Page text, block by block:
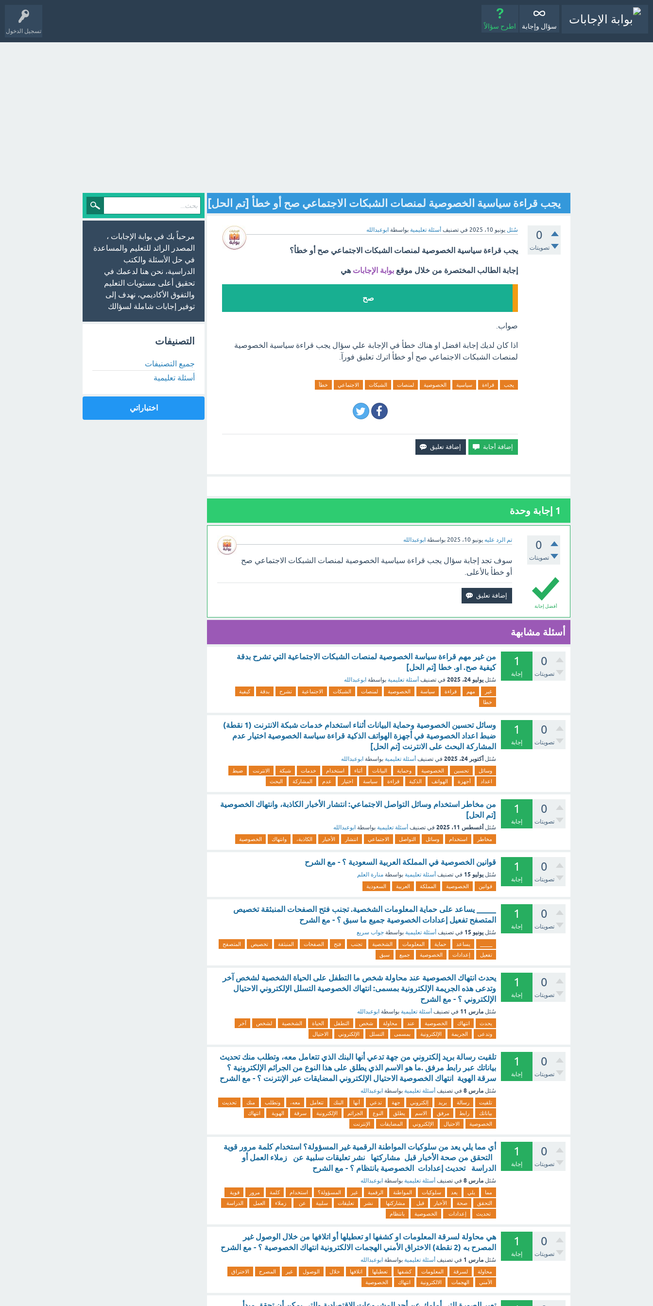
تسجيل الدخول
سؤال وإجابة اطرح سؤالاً
يجب قراءة سياسية الخصوصية لمنصات الشبكات الاجتماعي صح أو خطأ [تم الحل]
0
تصويتات
سُئل يونيو 10، 2025 في تصنيف أسئلة تعليمية بواسطة ابوعبدالله
يجب قراءة سياسية الخصوصية لمنصات الشبكات الاجتماعي صح أو خطأ؟
إجابة الطالب المختصرة من خلال موقع بوابة الإجابات هي
صح
صواب.
اذا كان لديك إجابة افضل او هناك خطأ في الإجابة علي سؤال يجب قراءة سياسية الخصوصية
لمنصات الشبكات الاجتماعي صح أو خطأ اترك تعليق فورآ.
يجب قراءة سياسية الخصوصية لمنصات الشبكات الاجتماعي خطأ
1 إجابة وحدة
0
تصويتات
تم الرد عليه يونيو 10، 2025 بواسطة ابوعبدالله
أفضل إجابة
سوف تجد إجابة سؤال يجب قراءة سياسية الخصوصية لمنصات الشبكات الاجتماعي صح
أو خطأ بالأعلى.
أسئلة مشابهة
0
تصويتات
1
إجابة
من غير مهم قراءة سياسة الخصوصية لمنصات الشبكات الاجتماعية التي تشرح بدقة
كيفية صح. او. خطا [تم الحل]
سُئل يوليو 24، 2025 في تصنيف أسئلة تعليمية بواسطة ابوعبدالله
غير مهم قراءة سياسة الخصوصية لمنصات الشبكات الاجتماعية تشرح بدقة
كيفية
خطا
0
تصويتات
1
إجابة
وسائل تحسين الخصوصية وحماية البيانات أثناء استخدام خدمات شبكة الانترنت (1 نقطة)
ضبط اعداد الخصوصية في أجهزة الهواتف الذكية قراءة سياسة الخصوصية اختيار عدم
المشاركة البحث على الانترنت [تم الحل]
سُئل أكتوبر 24، 2025 في تصنيف أسئلة تعليمية بواسطة ابوعبدالله
وسائل تحسين الخصوصية وحماية البيانات أثناء استخدام خدمات شبكة الانترنت
ضبط
اعداد
أجهزة الهواتف الذكية قراءة سياسة اختيار عدم المشاركة البحث
0
تصويتات
1
إجابة
من مخاطر استخدام وسائل التواصل الاجتماعي: انتشار الأخبار الكاذبة، وانتهاك الخصوصية
[تم الحل]
سُئل أغسطس 11، 2025 في تصنيف أسئلة تعليمية بواسطة ابوعبدالله
مخاطر استخدام وسائل التواصل الاجتماعي انتشار الأخبار الكاذبة، وانتهاك الخصوصية
0
تصويتات
1
إجابة
قوانين الخصوصية في المملكة العربية السعودية ؟ - مع الشرح
سُئل يوليو 15 في تصنيف أسئلة تعليمية بواسطة منارة العلم
قوانين الخصوصية المملكة العربية السعودية
0
تصويتات
1
إجابة
_____ يساعد على حماية المعلومات الشخصية. تجنب فتح الصفحات المنبثقة تخصيص
المتصفح تفعيل إعدادات الخصوصية جميع ما سبق ؟ - مع الشرح
سُئل يونيو 15 في تصنيف أسئلة تعليمية بواسطة جواب سريع
يساعد حماية المعلومات الشخصية تجنب فتح الصفحات المنبثقة تخصيص
المتصفح
تفعيل
إعدادات الخصوصية جميع سبق
0
تصويتات
1
إجابة
يحدث انتهاك الخصوصية عند محاولة شخص ما التطفل على الحياة الشخصية لشخص آخر
وتدعى هذه الجريمة الإلكترونية بمسمى: انتهاك الخصوصية التسلل الإلكتروني الاحتيال
الإلكتروني ؟ - مع الشرح
سُئل مارس 11 في تصنيف أسئلة تعليمية بواسطة ابوعبدالله
يحدث انتهاك الخصوصية عند محاولة شخص التطفل الحياة الشخصية لشخص
آخر
وتدعى
الجريمة الإلكترونية بمسمى التسلل الإلكتروني الاحتيال
0
تصويتات
1
إجابة
تلقيت رسالة بريد إلكتروني من جهة تدعي أنها البنك الذي تتعامل معه، وتطلب منك تحديث
بياناتك عبر رابط مرفق .ما هو الاسم الذي يطلق على هذا النوع من الجرائم الإلكترونية ؟
سرقة الهوية انتهاك الخصوصية الاحتيال الإلكتروني المضايقات عبر الإنترنت ؟ - مع الشرح
سُئل مارس 8 في تصنيف أسئلة تعليمية بواسطة ابوعبدالله
تلقيت رسالة بريد إلكتروني جهة تدعي أنها البنك تتعامل معه، وتطلب منك
تحديث
بياناتك
رابط مرفق الاسم يطلق النوع الجرائم الإلكترونية سرقة الهوية
انتهاك
الخصوصية
الاحتيال الإلكتروني المضايقات الإنترنت
0
تصويتات
1
إجابة
أي مما يلي يعد من سلوكيات المواطنة الرقمية غير المسؤولة؟ استخدام كلمة مرور قوية
التحقق من صحة الأخبار قبل مشاركتها نشر تعليقات سلبية عن زملاء العمل أو
الدراسة تحديث إعدادات الخصوصية بانتظام ؟ - مع الشرح
سُئل مارس 8 في تصنيف أسئلة تعليمية بواسطة ابوعبدالله
مما يلي يعد سلوكيات المواطنة الرقمية غير المسؤولة؟ استخدام كلمة مرور
قوية
التحقق
صحة الأخبار قبل مشاركتها نشر تعليقات سلبية عن زملاء العمل
الدراسة
تحديث
إعدادات الخصوصية بانتظام
0
تصويتات
1
إجابة
هي محاولة لسرقة المعلومات او كشفها او تعطيلها أو اتلافها من خلال الوصول غير
المصرح به (2 نقطة) الاختراق الأمني الهجمات الالكترونية انتهاك الخصوصية ؟ - مع الشرح
سُئل مارس 1 في تصنيف أسئلة تعليمية بواسطة ابوعبدالله
محاولة لسرقة المعلومات كشفها تعطيلها اتلافها خلال الوصول غير المصرح
الاختراق
الأمني
الهجمات الالكترونية انتهاك الخصوصية
مرحباً بك في بوابة الإجابات ،
المصدر الرائد للتعليم والمساعدة
في حل الأسئلة والكتب
الدراسية، نحن هنا لدعمك في
تحقيق أعلى مستويات التعليم
والتفوق الأكاديمي، نهدف إلى
توفير إجابات شاملة لسؤالك
التصنيفات
جميع التصنيفات
أسئلة تعليمية
اختباراتي